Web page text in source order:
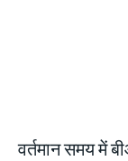
वर्तमान समय में